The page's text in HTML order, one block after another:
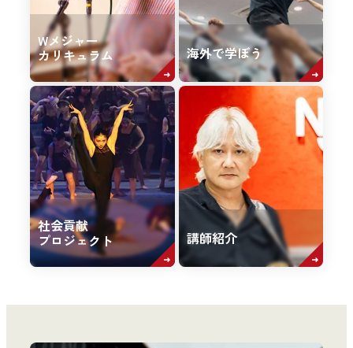
Wメジャー
カリキュラム 海外で学ぼう
社会貢献
プロジェクト 講師紹介